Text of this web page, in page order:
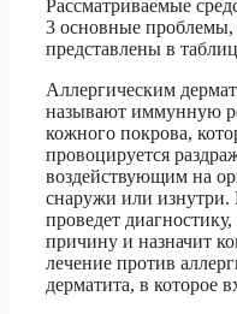
Рассматриваемые
3 основные проблемы,
представлены в
Аллергическим
называют иммунную
кожного покрова,
провоцируется
воздействующим на
снаружи или изнутри.
проведет
причину и назначит
лечение против
дерматита, в которое